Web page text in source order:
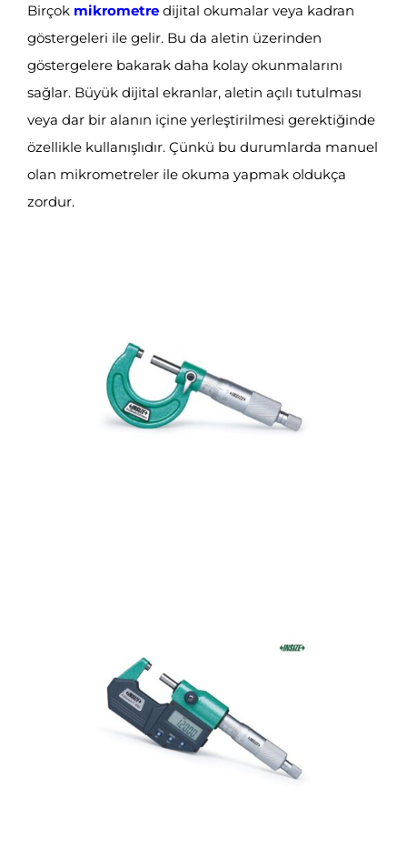
Birçok mikrometre dijital okumalar veya kadran
göstergeleri ile gelir. Bu da aletin üzerinden
göstergelere bakarak daha kolay okunmalarını
sağlar. Büyük dijital ekranlar, aletin açılı tutulması
veya dar bir alanın içine yerleştirilmesi gerektiğinde
özellikle kullanışlıdır. Çünkü bu durumlarda manuel
olan mikrometreler ile okuma yapmak oldukça
zordur.